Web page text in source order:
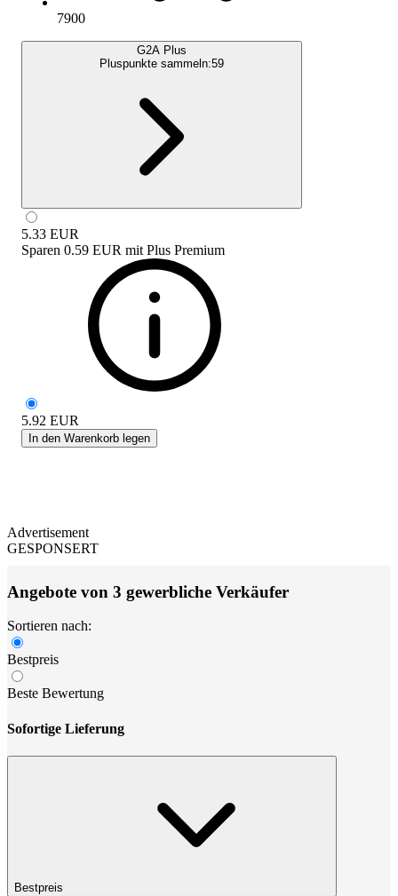
7900
G2A Plus
Pluspunkte sammeln:59
5.33 EUR
Sparen 0.59 EUR mit Plus Premium
5.92 EUR
In den Warenkorb legen
Advertisement
GESPONSERT
Angebote von 3 gewerbliche Verkäufer
Sortieren nach:
Bestpreis
Beste Bewertung
Sofortige Lieferung
Bestpreis